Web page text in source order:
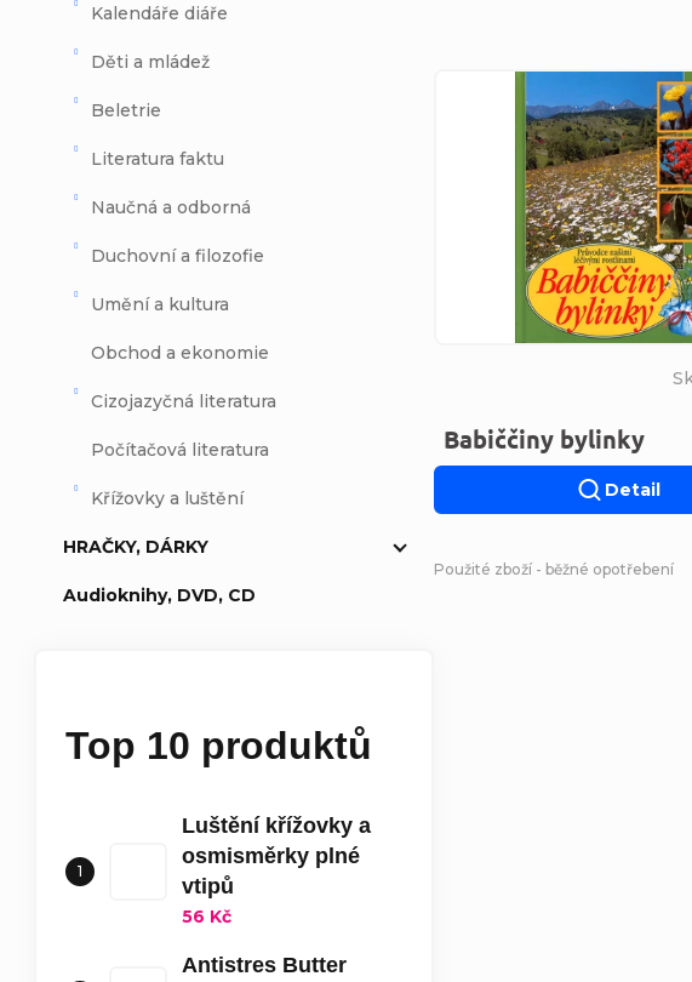
Kalendáře diáře
Děti a mládež
Beletrie
Literatura faktu
Naučná a odborná
Duchovní a filozofie
Umění a kultura
Obchod a ekonomie
Cizojazyčná literatura
Počítačová literatura
Křížovky a luštění
HRAČKY, DÁRKY
Audioknihy, DVD, CD
Top 10 produktů
Luštění křížovky a
osmisměrky plné
vtipů
56 Kč
Antistres Butter
Výpis
Babiččiny bylinky
Detail
Použité zboží - běžné opotřebení